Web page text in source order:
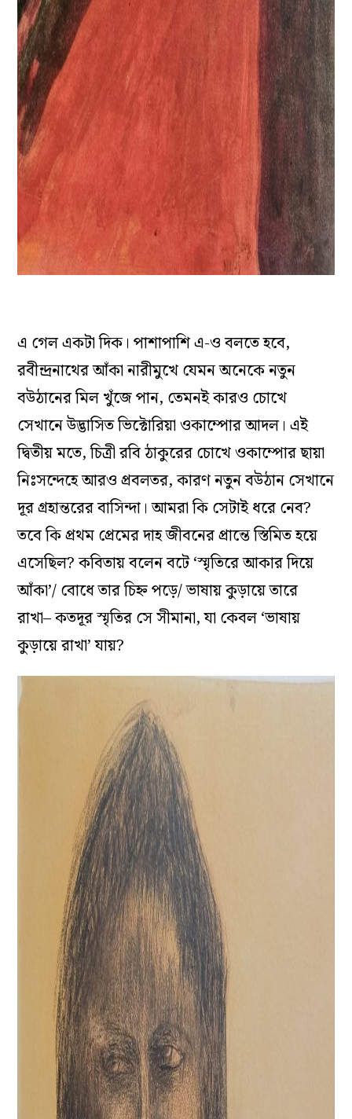
এ গেল একটা দিক। পাশাপাশি এ-ও বলতে হবে,
রবীন্দ্রনাথের আঁকা নারীমুখে যেমন অনেকে নতুন
বউঠানের মিল খুঁজে পান, তেমনই কারও চোখে
সেখানে উদ্ভাসিত ভিক্টোরিয়া ওকাম্পোর আদল। এই
দ্বিতীয় মতে, চিত্রী রবি ঠাকুরের চোখে ওকাম্পোর ছায়া
নিঃসন্দেহে আরও প্রবলতর, কারণ নতুন বউঠান সেখানে
দূর গ্রহান্তরের বাসিন্দা। আমরা কি সেটাই ধরে নেব?
তবে কি প্রথম প্রেমের দাহ জীবনের প্রান্তে স্তিমিত হয়ে
এসেছিল? কবিতায় বলেন বটে ‘স্মৃতিরে আকার দিয়ে
আঁকা’/ বোধে তার চিহ্ন পড়ে/ ভাষায় কুড়ায়ে তারে
রাখা– কতদূর স্মৃতির সে সীমানা, যা কেবল ‘ভাষায়
কুড়ায়ে রাখা’ যায়?